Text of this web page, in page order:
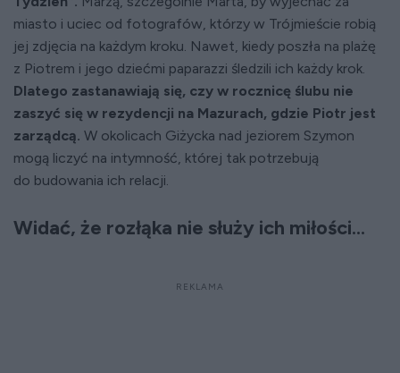
miasto i uciec od fotografów, którzy w Trójmieście robią
jej zdjęcia na każdym kroku. Nawet, kiedy poszła na plażę
z Piotrem i jego dziećmi paparazzi śledzili ich każdy krok.
Dlatego zastanawiają się, czy w rocznicę ślubu nie
zaszyć się w rezydencji na Mazurach, gdzie Piotr jest
zarządcą. W okolicach Giżycka nad jeziorem Szymon
mogą liczyć na intymność, której tak potrzebują
do budowania ich relacji.
Widać, że rozłąka nie służy ich miłości...